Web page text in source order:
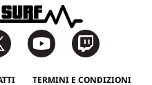
TERMINI E CONDIZIONI